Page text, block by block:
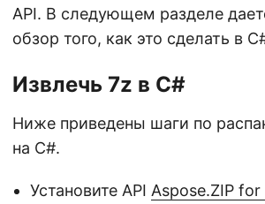
API. В следующем разделе
обзор того, как это сделать в
Извлечь 7z в C#
Ниже приведены шаги по
на C#.
Установите API Aspose.ZIP for